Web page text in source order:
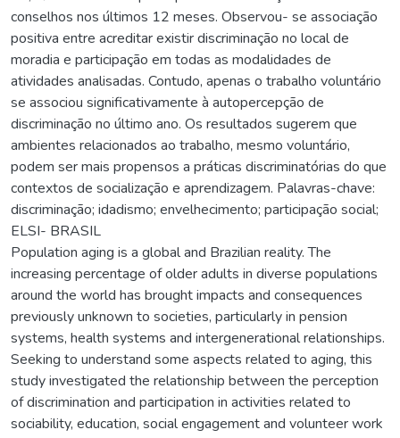
conselhos nos últimos 12 meses. Observou- se associação
positiva entre acreditar existir discriminação no local de
moradia e participação em todas as modalidades de
atividades analisadas. Contudo, apenas o trabalho voluntário
se associou significativamente à autopercepção de
discriminação no último ano. Os resultados sugerem que
ambientes relacionados ao trabalho, mesmo voluntário,
podem ser mais propensos a práticas discriminatórias do que
contextos de socialização e aprendizagem. Palavras-chave:
discriminação; idadismo; envelhecimento; participação social;
ELSI- BRASIL
Population aging is a global and Brazilian reality. The
increasing percentage of older adults in diverse populations
around the world has brought impacts and consequences
previously unknown to societies, particularly in pension
systems, health systems and intergenerational relationships.
Seeking to understand some aspects related to aging, this
study investigated the relationship between the perception
of discrimination and participation in activities related to
sociability, education, social engagement and volunteer work